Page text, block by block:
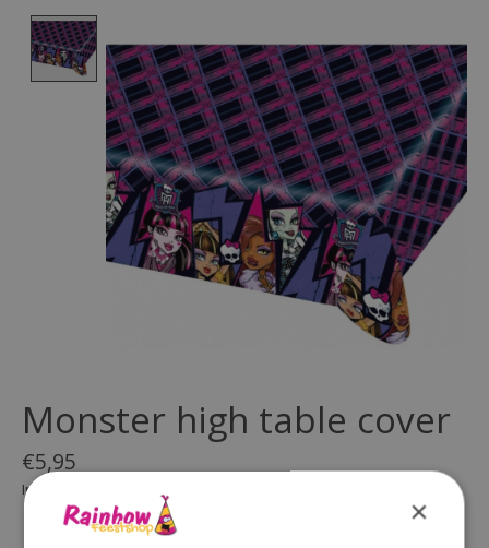
Monster high table cover
€5,95
Incl. btw
(0)
×